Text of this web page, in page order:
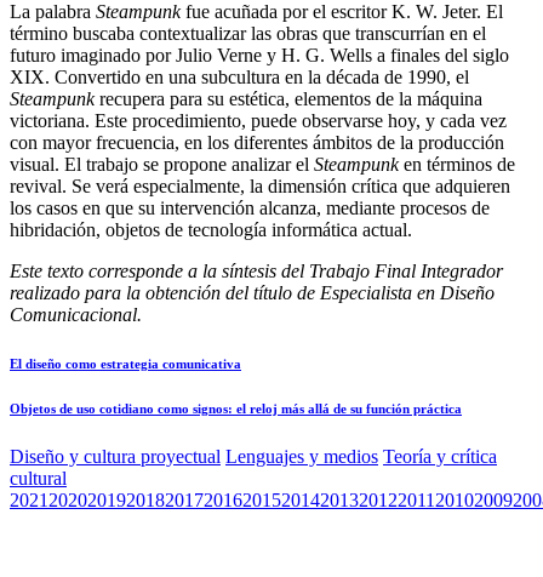
La palabra Steampunkfue acuñada por el escritor K. W. Jeter. El
término buscaba contextualizar las obras que transcurrían en el
futuro imaginado por Julio Verne y H. G. Wells a finales del siglo
XIX. Convertido en una subcultura en la década de 1990, el
Steampunkrecupera para su estética, elementos de la máquina
victoriana. Este procedimiento, puede observarse hoy, y cada vez
con mayor frecuencia, en los diferentes ámbitos de la producción
visual. El trabajo se propone analizar el Steampunken términos de
revival. Se verá especialmente, la dimensión crítica que adquieren
los casos en que su intervención alcanza, mediante procesos de
hibridación, objetos de tecnología informática actual.
Este texto corresponde a la síntesis del Trabajo Final Integrador
realizado para la obtención del título de Especialista en Diseño
Comunicacional.
El diseño como estrategia comunicativa
Objetos de uso cotidiano como signos: el reloj más allá de su función práctica
Diseño y cultura proyectual Lenguajes y medios Teoría y crítica
cultural
2021 2020201920182017201620152014201320122011 20102009